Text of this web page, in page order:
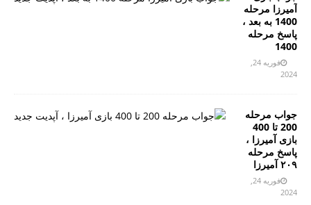
آمیرزا مرحله
1400 به بعد ،
پاسخ مرحله
1400
فوریه 24,
2024
جواب مرحله
200 تا 400
بازی آمیرزا ،
پاسخ مرحله
۲۰۹ آمیرزا
فوریه 24,
2024